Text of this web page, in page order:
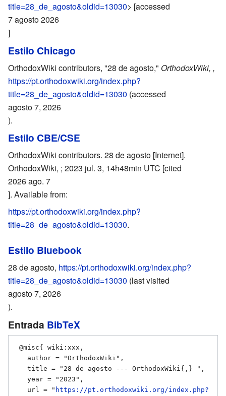
title=28_de_agosto&oldid=13030> [accessed
7 agosto 2026
]
Estilo Chicago
OrthodoxWiki contributors, "28 de agosto," OrthodoxWiki, ,
https://pt.orthodoxwiki.org/index.php?
title=28_de_agosto&oldid=13030 (accessed
agosto 7, 2026
).
Estilo CBE/CSE
OrthodoxWiki contributors. 28 de agosto [Internet].
OrthodoxWiki, ; 2023 jul. 3, 14h48min UTC [cited
2026 ago. 7
]. Available from:
https://pt.orthodoxwiki.org/index.php?
title=28_de_agosto&oldid=13030.
Estilo Bluebook
28 de agosto, https://pt.orthodoxwiki.org/index.php?
title=28_de_agosto&oldid=13030 (last visited
agosto 7, 2026
).
Entrada BibTeX
   url = "
https://pt.orthodoxwiki.org/index.php?